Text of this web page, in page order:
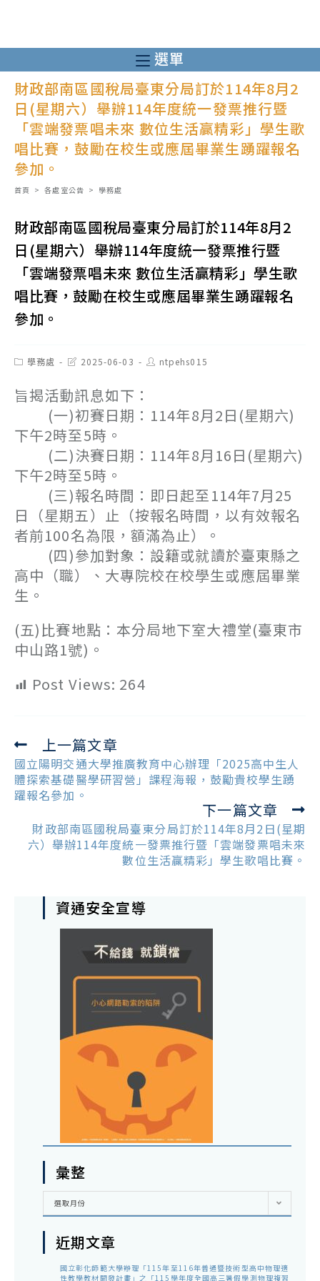
至
主
選單
財政部南區國稅局臺東分局訂於114年8月2
日(星期六）舉辦114年度統一發票推行暨
「雲端發票唱未來 數位生活贏精彩」學生歌
唱比賽，鼓勵在校生或應屆畢業生踴躍報名
參加。
首頁 > 各處室公告 > 學務處
財政部南區國稅局臺東分局訂於114年8月2
日(星期六）舉辦114年度統一發票推行暨
「雲端發票唱未來 數位生活贏精彩」學生歌
唱比賽，鼓勵在校生或應屆畢業生踴躍報名
參加。
Post學務處
Post2025-06-03
Post
author:
ntpehs015
旨揭活動訊息如下：
(一)初賽日期：114年8月2日(星期六)
下午2時至5時。
(二)決賽日期：114年8月16日(星期六)
下午2時至5時。
(三)報名時間：即日起至114年7月25
日（星期五）止（按報名時間，以有效報名
者前100名為限，額滿為止）。
(四)參加對象：設籍或就讀於臺東縣之
高中（職）、大專院校在校學生或應屆畢業
生。
(五)比賽地點：本分局地下室大禮堂(臺東市
中山路1號)。
Post Views: 264
Read
more
articles
上一篇文章
國立陽明交通大學推廣教育中心辦理「2025高中生人
體探索基礎醫學研習營」課程海報，鼓勵貴校學生踴
躍報名參加。
下一篇文章
財政部南區國稅局臺東分局訂於114年8月2日(星期
六）舉辦114年度統一發票推行暨「雲端發票唱未來
數位生活贏精彩」學生歌唱比賽。
資通安全宣導
彙整
彙
選取月份
近期文章
國立彰化師範大學辦理「115年至116年普通暨技術型高中物理適
性教學教材開發計畫」之「115學年度全國高三暑假學測物理複習